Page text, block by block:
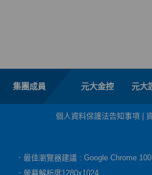
集團成員 元大金控 元大
個人資料保護法告知事項
．最佳瀏覽器建議 : Google Chrome
．螢幕解析度1280x1024